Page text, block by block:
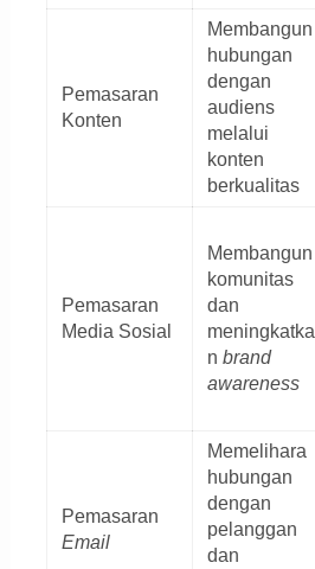
Pemasaran
Konten
Membangun
hubungan
dengan
audiens
melalui
konten
berkualitas
Pemasaran
Media Sosial
Membangun
komunitas
dan
meningkatka
n brand
awareness
Pemasaran
Email
Memelihara
hubungan
dengan
pelanggan
dan